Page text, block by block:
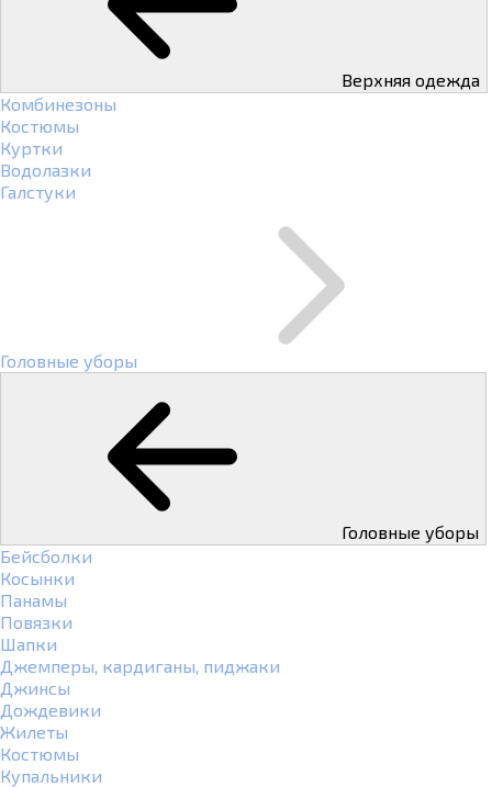
Верхняя одежда
Комбинезоны
Костюмы
Куртки
Водолазки
Галстуки
Головные уборы
Головные уборы
Бейсболки
Косынки
Панамы
Повязки
Шапки
Джемперы, кардиганы, пиджаки
Джинсы
Дождевики
Жилеты
Костюмы
Купальники